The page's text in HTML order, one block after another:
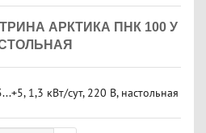
АРКТИКА ПНК 100 У
1,3 кВт/сут, 220 В, настольная